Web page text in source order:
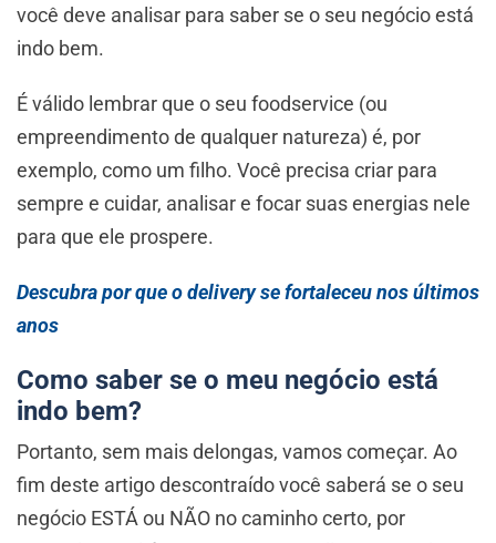
você deve analisar para saber se o seu negócio está
indo bem.
É válido lembrar que o seu foodservice (ou
empreendimento de qualquer natureza) é, por
exemplo, como um filho. Você precisa criar para
sempre e cuidar, analisar e focar suas energias nele
para que ele prospere.
Descubra por que o delivery se fortaleceu nos últimos
anos
Como saber se o meu negócio está
indo bem?
Portanto, sem mais delongas, vamos começar. Ao
fim deste artigo descontraído você saberá se o seu
negócio ESTÁ ou NÃO no caminho certo, por